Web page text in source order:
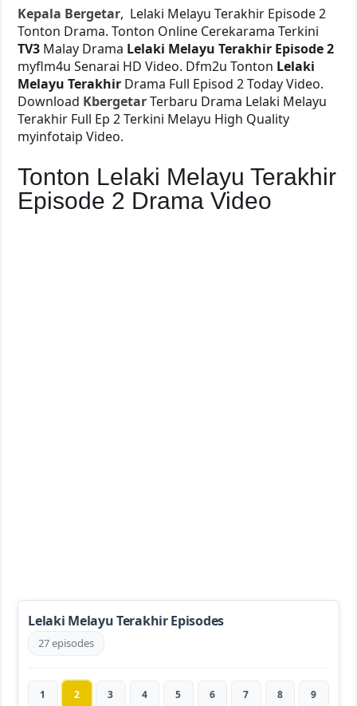
Kepala Bergetar, Lelaki Melayu Terakhir Episode 2
Tonton Drama. Tonton Online Cerekarama Terkini
TV3 Malay Drama Lelaki Melayu Terakhir Episode 2
myflm4u Senarai HD Video. Dfm2u Tonton Lelaki
Melayu Terakhir Drama Full Episod 2 Today Video.
Download KbergetarTerbaru Drama Lelaki Melayu
Terakhir Full Ep 2 Terkini Melayu High Quality
myinfotaip Video.
Tonton Lelaki Melayu Terakhir
Episode 2 Drama Video
Lelaki Melayu Terakhir Episodes
27 episodes
1 2 3 4 5 6 7 8 9